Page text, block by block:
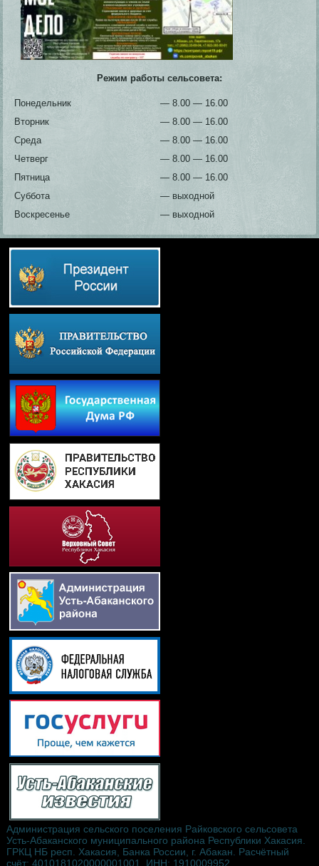
Режим работы сельсовета:
Понедельник
— 8.00 — 16.00
Вторник
— 8.00 — 16.00
Среда
— 8.00 — 16.00
Четверг
— 8.00 — 16.00
Пятница
— 8.00 — 16.00
Суббота
— выходной
Воскресенье
— выходной
Администрация сельского поселения Райковского сельсовета
Усть-Абаканского муниципального района Республики Хакасия.
ГРКЦ НБ респ. Хакасия, Банка России, г. Абакан. Расчётный
счёт: 4010181020000001001, ИНН: 1910009952,